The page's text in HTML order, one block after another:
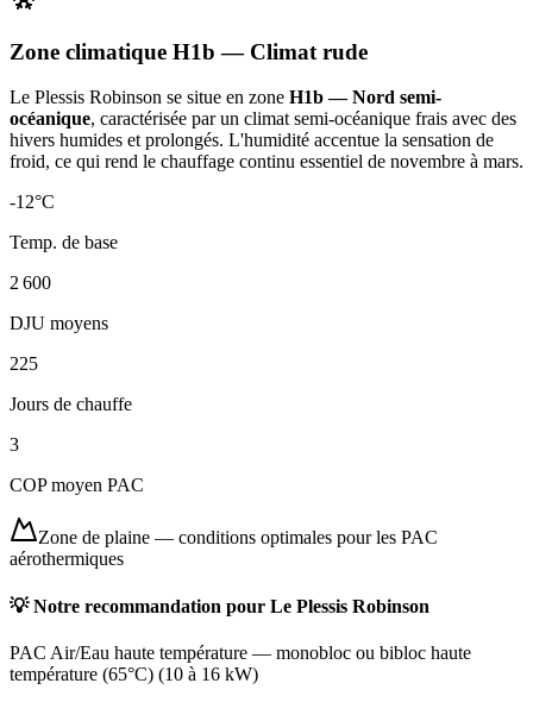
Zone climatique H1b — Climat rude
Le Plessis Robinson se situe en zone H1b — Nord semi-
océanique, caractérisée par un climat semi-océanique frais avec des
hivers humides et prolongés. L'humidité accentue la sensation de
froid, ce qui rend le chauffage continu essentiel de novembre à mars.
-12°C
Temp. de base
2 600
DJU moyens
225
Jours de chauffe
3
COP moyen PAC
Zone de plaine — conditions optimales pour les PAC
aérothermiques
💡 Notre recommandation pour Le Plessis Robinson
PAC Air/Eau haute température — monobloc ou bibloc haute
température (65°C) (10 à 16 kW)